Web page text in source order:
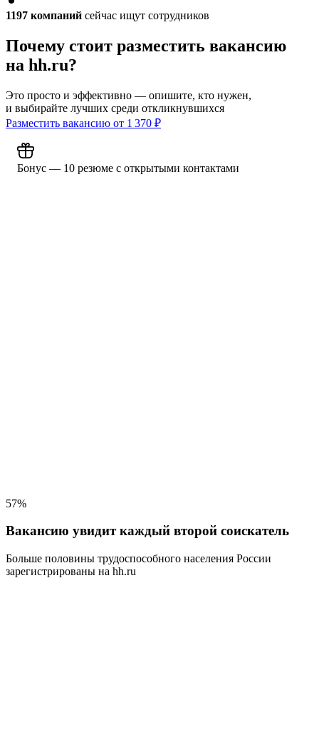
1197 компаний сейчас ищут сотрудников
Почему стоит разместить вакансию
на hh.ru?
Это просто и эффективно — опишите, кто нужен,
и выбирайте лучших среди откликнувшихся
Разместить вакансию от 1 370 ₽
Бонус — 10 резюме с открытыми контактами
57%
Вакансию увидит каждый второй соискатель
Больше половины трудоспособного населения России
зарегистрированы на hh.ru